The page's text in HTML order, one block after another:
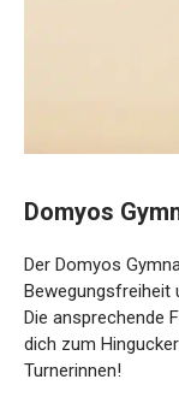
Bewegungsfreiheit
Wettkämpfe. Die
und Grün macht
für junge